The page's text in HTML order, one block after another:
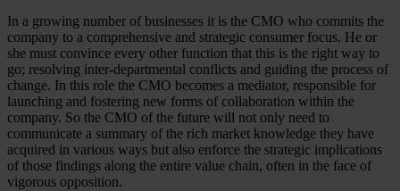
In a growing number of businesses it is the CMO who commits the
company to a comprehensive and strategic consumer focus. He or
she must convince every other function that this is the right way to
go; resolving inter-departmental conflicts and guiding the process of
change. In this role the CMO becomes a mediator, responsible for
launching and fostering new forms of collaboration within the
company. So the CMO of the future will not only need to
communicate a summary of the rich market knowledge they have
acquired in various ways but also enforce the strategic implications
of those findings along the entire value chain, often in the face of
vigorous opposition.